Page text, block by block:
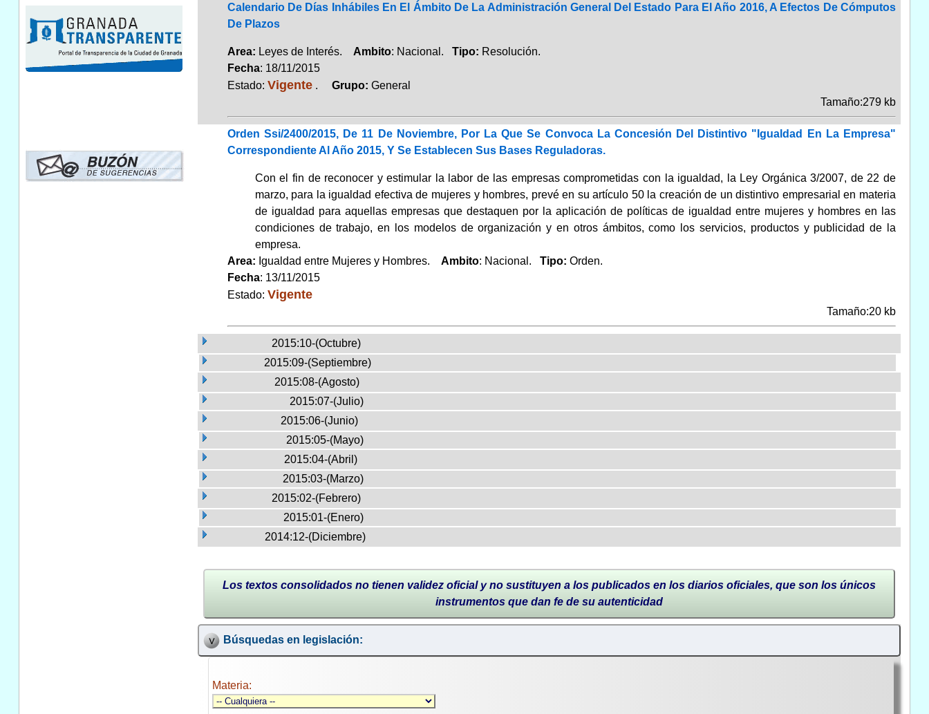
Calendario De Días Inhábiles En El Ámbito De La Administración General Del Estado Para El Año 2016, A Efectos De Cómputos
De Plazos
Area: Leyes de Interés. Ambito: Nacional. Tipo: Resolución.
Fecha: 18/11/2015
Estado: Vigente. Grupo: General
Tamaño:279 kb
Orden Ssi/2400/2015, De 11 De Noviembre, Por La Que Se Convoca La Concesión Del Distintivo "Igualdad En La Empresa"
Correspondiente Al Año 2015, Y Se Establecen Sus Bases Reguladoras.
Con el fin de reconocer y estimular la labor de las empresas comprometidas con la igualdad, la Ley Orgánica 3/2007, de 22 de
marzo, para la igualdad efectiva de mujeres y hombres, prevé en su artículo 50 la creación de un distintivo empresarial en materia
de igualdad para aquellas empresas que destaquen por la aplicación de políticas de igualdad entre mujeres y hombres en las
condiciones de trabajo, en los modelos de organización y en otros ámbitos, como los servicios, productos y publicidad de la
empresa.
Area: Igualdad entre Mujeres y Hombres. Ambito: Nacional. Tipo: Orden.
Fecha: 13/11/2015
Estado: Vigente
Tamaño:20 kb
2015:10-(Octubre)
2015:09-(Septiembre)
2015:08-(Agosto)
2015:07-(Julio)
2015:06-(Junio)
2015:05-(Mayo)
2015:04-(Abril)
2015:03-(Marzo)
2015:02-(Febrero)
2015:01-(Enero)
2014:12-(Diciembre)
Los textos consolidados no tienen validez oficial y no sustituyen a los publicados en los diarios oficiales, que son los únicos
instrumentos que dan fe de su autenticidad
Búsquedas en legislación:
Materia: